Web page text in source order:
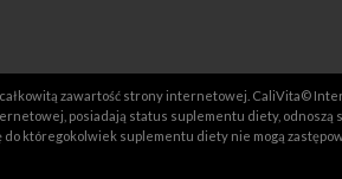
zawartość strony internetowej. CaliVita©
posiadają status suplementu diety, odnoszą
któregokolwiek suplementu diety nie mogą